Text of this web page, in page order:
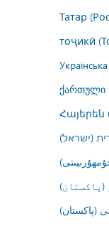
Татар
тоҷикӣ
ქართული
(ישראל)
(پاکستان)
(پاکستان)